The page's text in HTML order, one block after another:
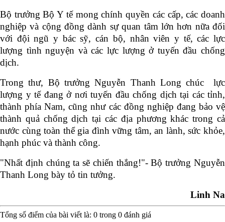
Bộ trưởng Bộ Y tế mong chính quyền các cấp, các doanh
nghiệp và cộng đồng dành sự quan tâm lớn hơn nữa đối
với đội ngũ y bác sỹ, cán bộ, nhân viên y tế, các lực
lượng tình nguyện và các lực lượng ở tuyến đầu chống
dịch.
Trong thư, Bộ trưởng Nguyễn Thanh Long chúc lực
lượng y tế đang ở nơi tuyến đầu chống dịch tại các tỉnh,
thành phía Nam, cũng như các đồng nghiệp đang bảo vệ
thành quả chống dịch tại các địa phương khác trong cả
nước cùng toàn thể gia đình vững tâm, an lành, sức khỏe,
hạnh phúc và thành công.
"Nhất định chúng ta sẽ chiến thắng!"- Bộ trưởng Nguyễn
Thanh Long bày tỏ tin tưởng.
Linh Na
Tổng số điểm của bài viết là: 0 trong 0 đánh giá